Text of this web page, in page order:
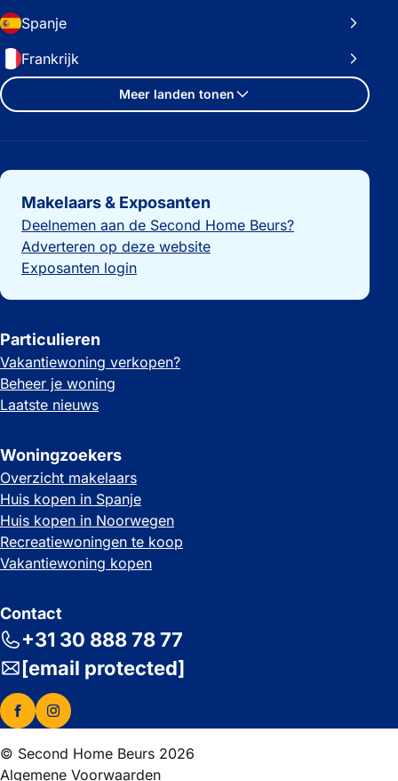
Spanje
Frankrijk
Meer landen tonen
Belangrijke links
Makelaars & Exposanten
Deelnemen aan de Second Home Beurs?
Adverteren op deze website
Exposanten login
Particulieren
Vakantiewoning verkopen?
Beheer je woning
Laatste nieuws
Woningzoekers
Overzicht makelaars
Huis kopen in Spanje
Huis kopen in Noorwegen
Recreatiewoningen te koop
Vakantiewoning kopen
Contact
+31 30 888 78 77
[email protected]
© Second Home Beurs 2026
Algemene Voorwaarden